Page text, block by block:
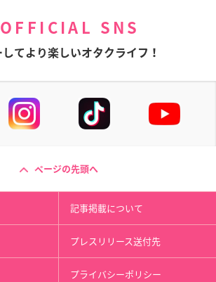
OFFICIAL SNS
してより楽しいオタクライフ！
ページの先頭へ
記事掲載について
プレスリリース送付先
プライバシーポリシー